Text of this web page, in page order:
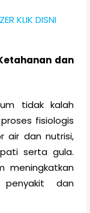
KLIK DISNI
dan
tidak kalah
fisiologis
air dan nutrisi,
serta gula.
meningkatkan
dan